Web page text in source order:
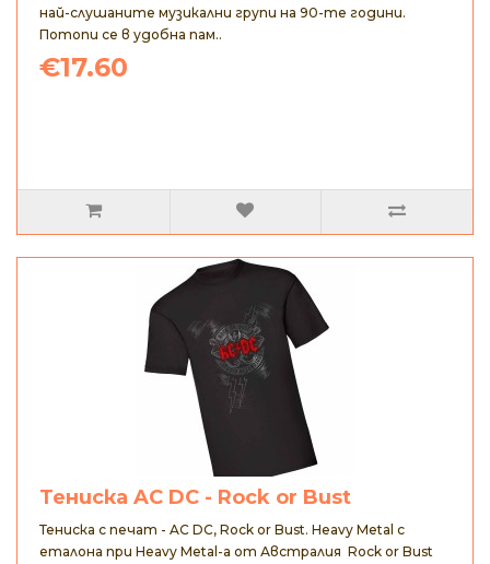
най-слушаните музикални групи на 90-те години.
Потопи се в удобна пам..
€17.60
Тениска AC DC - Rock or Bust
Тениска с печат - AC DC, Rock or Bust. Heavy Metal с
еталона при Heavy Metal-а от Австралия Rock or Bust